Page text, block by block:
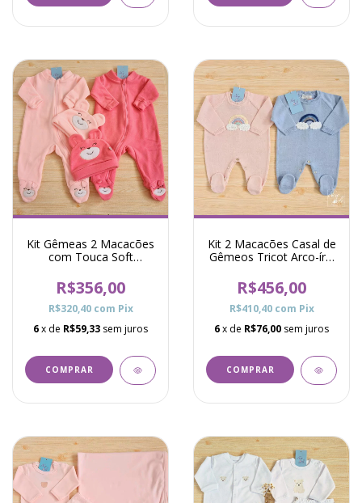
Kit Gêmeas 2 Macacões
com Touca Soft
R$356,00
R$320,40 com Pix
6x de R$59,33 sem juros
COMPRAR
Kit 2 Macacões Casal de
Gêmeos Tricot Arco-íris
R$456,00
R$410,40 com Pix
6x de R$76,00 sem juros
COMPRAR